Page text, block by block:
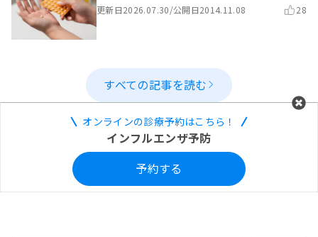
更新日2026.07.30/公開日2014.11.08 28
すべての記事を読む
オンラインの診療予約はこちら！
インフルエンザ予防
予約する